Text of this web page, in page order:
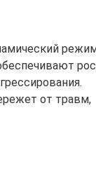
от травм,